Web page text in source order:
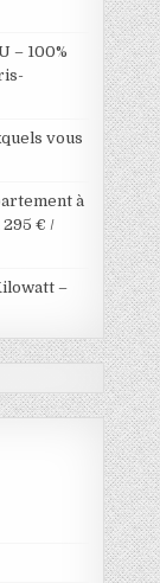
– 100%
vous
à
295 € /
–